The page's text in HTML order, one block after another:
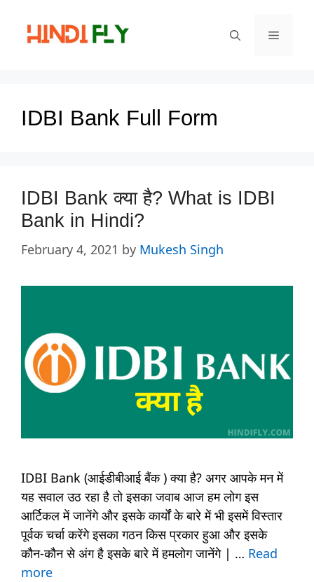
content
Menu
IDBI Bank Full Form
IDBI Bank क्या है? What is IDBI
Bank in Hindi?
February 4, 2021 by Mukesh Singh
IDBI Bank (आईडीबीआई बैंक ) क्या है? अगर आपके मन में
यह सवाल उठ रहा है तो इसका जवाब आज हम लोग इस
आर्टिकल में जानेंगे और इसके कार्यों के बारे में भी इसमें विस्तार
पूर्वक चर्चा करेंगे इसका गठन किस प्रकार हुआ और इसके
कौन-कौन से अंग है इसके बारे में हमलोग जानेंगे | … Read
more